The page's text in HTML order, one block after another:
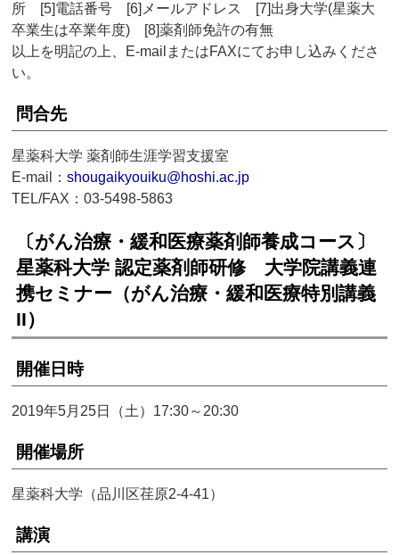
所 [5]電話番号 [6]メールアドレス [7]出身大学(星薬大
卒業生は卒業年度) [8]薬剤師免許の有無
以上を明記の上、E-mailまたはFAXにてお申し込みくださ
い。
問合先
星薬科大学 薬剤師生涯学習支援室
E-mail：shougaikyouiku@hoshi.ac.jp
TEL/FAX：03-5498-5863
〔がん治療・緩和医療薬剤師養成コース〕
星薬科大学 認定薬剤師研修 大学院講義連
携セミナー（がん治療・緩和医療特別講義
II）
開催日時
2019年5月25日（土）17:30～20:30
開催場所
星薬科大学（品川区荏原2-4-41）
講演